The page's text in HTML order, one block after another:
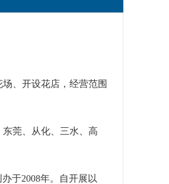
、开设花店，经营范围
莞、从化、三水、高
于2008年。自开展以